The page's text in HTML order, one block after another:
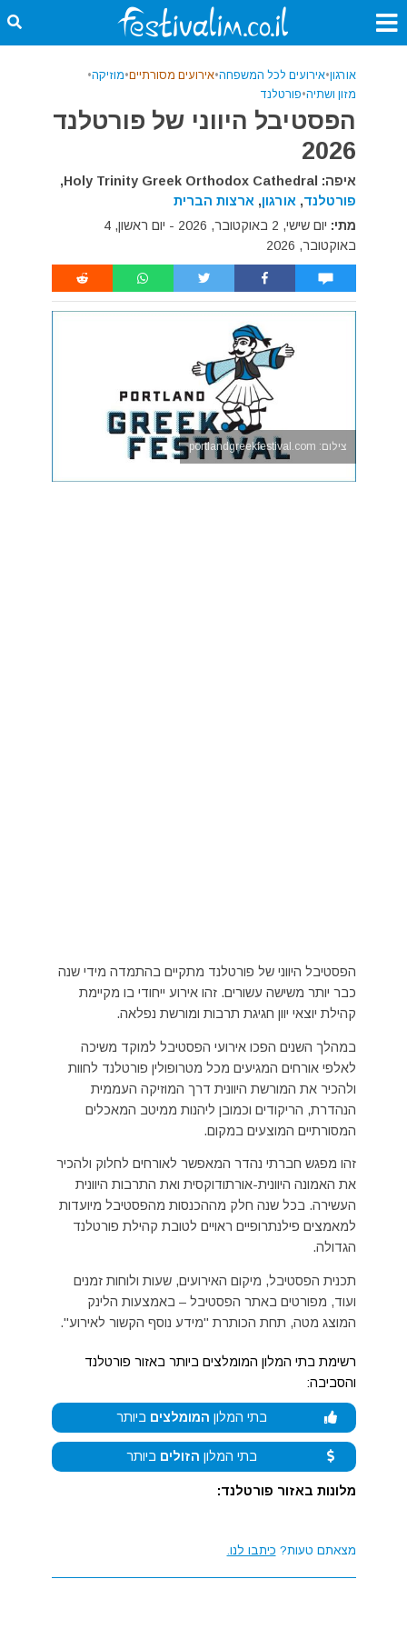
אורגון•אירועים לכל המשפחה•אירועים מסורתיים•מוזיקה•
מזון ושתיה•פורטלנד
הפסטיבל היווני של פורטלנד
2026
איפה: Holy Trinity Greek Orthodox Cathedral,
פורטלנד, אורגון, ארצות הברית
מתי:
יום שישי, 2 באוקטובר, 2026 - יום ראשון, 4
באוקטובר, 2026
צילום: portlandgreekfestival.com
הפסטיבל היווני של פורטלנד מתקיים בהתמדה מידי שנה
כבר יותר משישה עשורים. זהו אירוע ייחודי בו מקיימת
קהילת יוצאי יוון חגיגת תרבות ומורשת נפלאה.
במהלך השנים הפכו אירועי הפסטיבל למוקד משיכה
לאלפי אורחים המגיעים מכל מטרופולין פורטלנד לחוות
ולהכיר את המורשת היוונית דרך המוזיקה העממית
הנהדרת, הריקודים וכמובן ליהנות ממיטב המאכלים
המסורתיים המוצעים במקום.
זהו מפגש חברתי נהדר המאפשר לאורחים לחלוק ולהכיר
את האמונה היוונית-אורתודוקסית ואת התרבות היוונית
העשירה. בכל שנה חלק מההכנסות מהפסטיבל מיועדות
למאמצים פילנתרופיים ראויים לטובת קהילת פורטלנד
הגדולה.
תכנית הפסטיבל, מיקום האירועים, שעות ולוחות זמנים
ועוד, מפורטים באתר הפסטיבל – באמצעות הלינק
המוצג מטה, תחת הכותרת "מידע נוסף הקשור לאירוע".
רשימת בתי המלון המומלצים ביותר באזור פורטלנד
והסביבה:
בתי המלון המומלצים ביותר
בתי המלון הזולים ביותר
מלונות באזור פורטלנד:
מצאתם טעות? כיתבו לנו.